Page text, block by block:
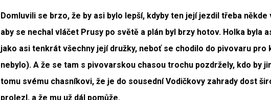
Domluvili se brzo, že by asi bylo lepší, kdyby ten její jezdil třeba
aby se nechal vláčet Prusy po světě a plán byl brzy hotov. Holka byla
jako asi tenkrát všechny její družky, neboť se chodilo do pivovaru pro
nebylo). A že se tam s pivovarskou chasou trochu pozdržely, kdo by
tomu svému chasníkovi, že je do sousední Vodičkovy zahrady dost
prolezl, a že mu už dál pomůže.